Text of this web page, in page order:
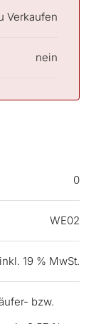
Verkaufen
nein
0
WE02
19 % MwSt.
bzw.